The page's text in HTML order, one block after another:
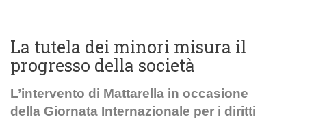
La tutela dei minori misura il
progresso della società
L’intervento di Mattarella in occasione
della Giornata Internazionale per i diritti